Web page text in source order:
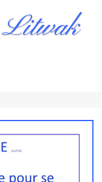
Litwak